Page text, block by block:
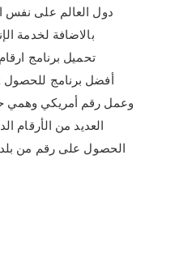
دول العالم على نفس
بالاضافة لخدمة
وعمل رقم أمريكي وهمي
العديد من الأرقام
الحصول على رقم من